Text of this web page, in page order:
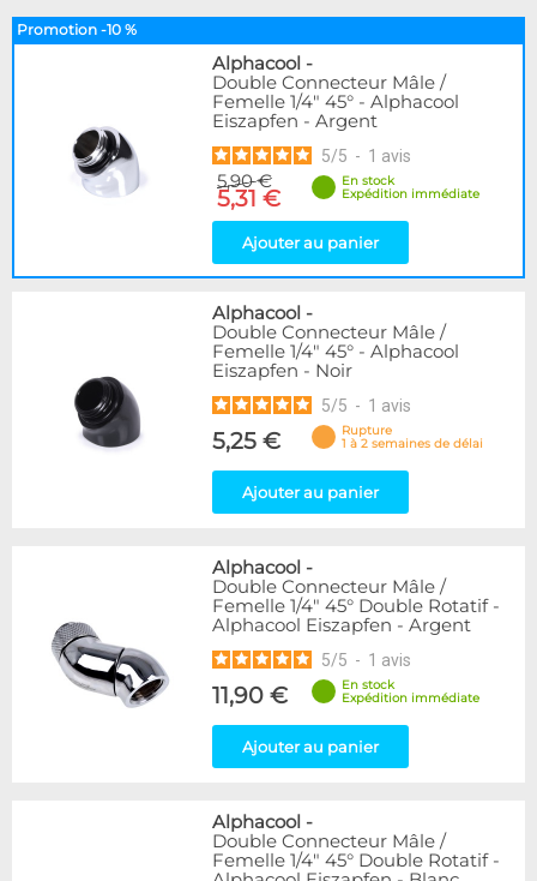
Promotion -10 %
Alphacool -
Double Connecteur Mâle /
Femelle 1/4" 45° - Alphacool
Eiszapfen - Argent
5/5 - 1 avis
5,90 €
5,31 €
En stock
Expédition immédiate
Ajouter au panier
Alphacool -
Double Connecteur Mâle /
Femelle 1/4" 45° - Alphacool
Eiszapfen - Noir
5/5 - 1 avis
5,25 €
Rupture
1 à 2 semaines de délai
Ajouter au panier
Alphacool -
Double Connecteur Mâle /
Femelle 1/4" 45° Double Rotatif -
Alphacool Eiszapfen - Argent
5/5 - 1 avis
11,90 €
En stock
Expédition immédiate
Ajouter au panier
Alphacool -
Double Connecteur Mâle /
Femelle 1/4" 45° Double Rotatif -